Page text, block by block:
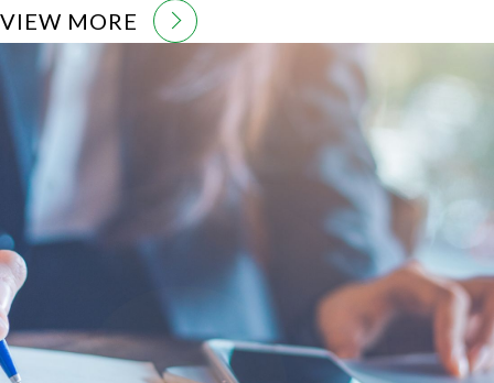
VIEW MORE